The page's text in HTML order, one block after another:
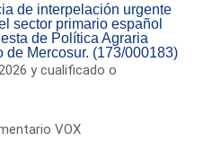
de interpelación urgente
sector primario español
de Política Agraria
de Mercosur. (173/000183)
y cualificado o
VOX